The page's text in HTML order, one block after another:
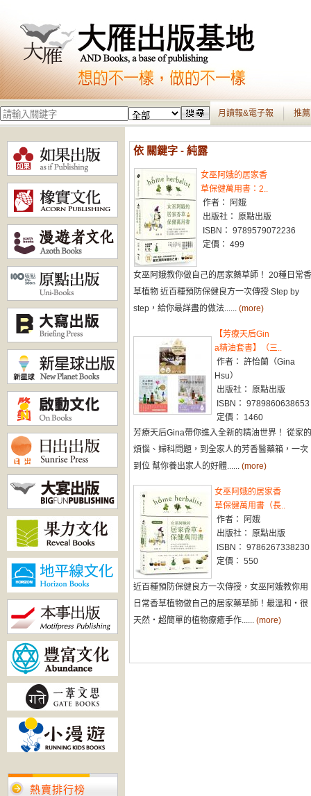
月讀報&電子報 推
熱賣排行榜
依 關鍵字 - 純露
女巫阿娥的居家香
草保健萬用書：2..
作者： 阿娥
出版社： 原點出版
ISBN： 9789579072236
定價： 499
女巫阿娥教你做自己的居家藥草師！ 20種日常香
草植物 近百種預防保健良方一次傳授 Step by
step，給你最詳盡的做法...... (more)
【芳療天后Gin
a精油套書】（三..
作者： 許怡蘭（Gina
Hsu）
出版社： 原點出版
ISBN： 9789860638653
定價： 1460
芳療天后Gina帶你進入全新的精油世界！ 從家的
煩惱、婦科問題，到全家人的芳香醫藥箱，一次
到位 幫你養出家人的好體...... (more)
女巫阿娥的居家香
草保健萬用書（長..
作者： 阿娥
出版社： 原點出版
ISBN： 9786267338230
定價： 550
近百種預防保健良方一次傳授，女巫阿娥教你用
日常香草植物做自己的居家藥草師！最溫和‧很
天然‧超簡單的植物療癒手作...... (more)